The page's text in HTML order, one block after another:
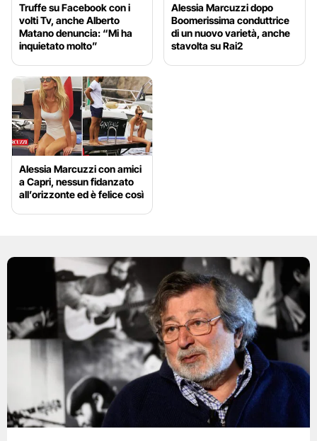
Truffe su Facebook con i
volti Tv, anche Alberto
Matano denuncia: “Mi ha
inquietato molto”
Alessia Marcuzzi dopo
Boomerissima conduttrice
di un nuovo varietà, anche
stavolta su Rai2
Alessia Marcuzzi con amici
a Capri, nessun fidanzato
all’orizzonte ed è felice così